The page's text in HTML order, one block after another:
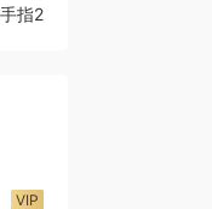
指2
VIP